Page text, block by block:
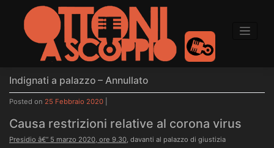
content
Indignati a palazzo – Annullato
Posted on 25 Febbraio 2020
Causa restrizioni relative al corona virus
Presidio â€“ 5 marzo 2020, ore 9.30, davanti al palazzo di giustizia